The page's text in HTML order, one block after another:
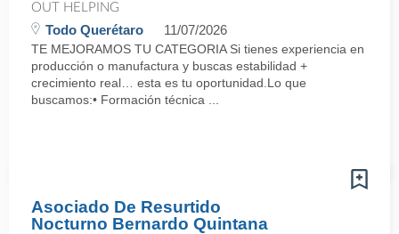
OUT HELPING
Todo Querétaro 11/07/2026
TE MEJORAMOS TU CATEGORIA Si tienes experiencia en
producción o manufactura y buscas estabilidad +
crecimiento real… esta es tu oportunidad.Lo que
buscamos:• Formación técnica ...
Asociado De Resurtido
Nocturno Bernardo Quintana